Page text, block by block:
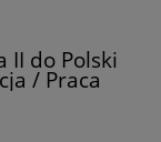
II do Polski
/ Praca